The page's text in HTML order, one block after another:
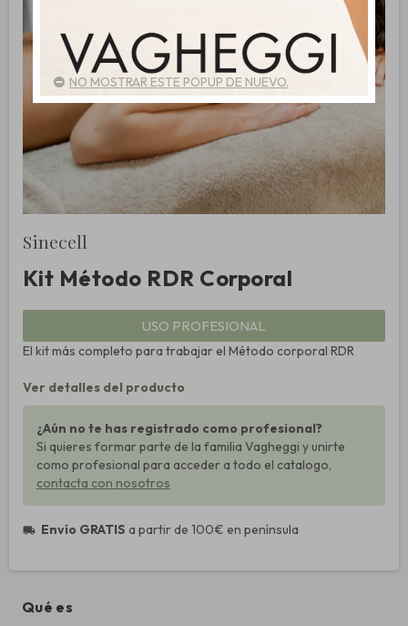
Sinecell
Kit Método RDR Corporal
USO PROFESIONAL
El kit más completo para trabajar el Método corporal RDR
Ver detalles del producto
¿Aún no te has registrado como profesional?
Si quieres formar parte de la familia Vagheggi y unirte
como profesional para acceder a todo el catalogo,
contacta con nosotros
local_shipping Envío GRATIS a partir de 100€ en península
Qué es
NO MOSTRAR ESTE POPUP DE NUEVO.